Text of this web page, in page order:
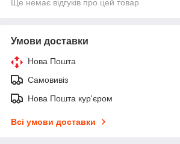
Ще немає відгуків про цей товар
Умови доставки
Нова Пошта
Самовивіз
Нова Пошта кур'єром
Всі умови доставки